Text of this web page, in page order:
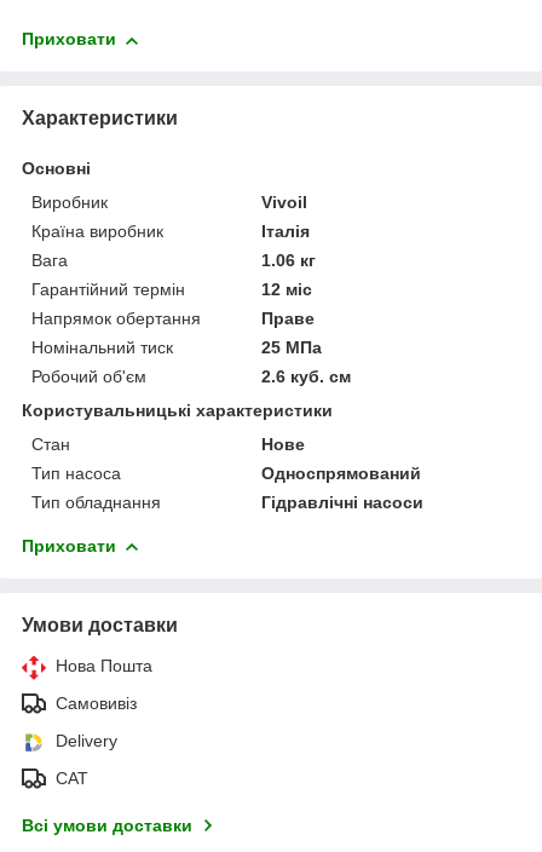
Приховати
Характеристики
Основні
Виробник
Vivoil
Країна виробник
Італія
Вага
1.06 кг
Гарантійний термін
12 міс
Напрямок обертання
Праве
Номінальний тиск
25 МПа
Робочий об'єм
2.6 куб. см
Користувальницькі характеристики
Стан
Нове
Тип насоса
Односпрямований
Тип обладнання
Гідравлічні насоси
Приховати
Умови доставки
Нова Пошта
Самовивіз
Delivery
САТ
Всі умови доставки